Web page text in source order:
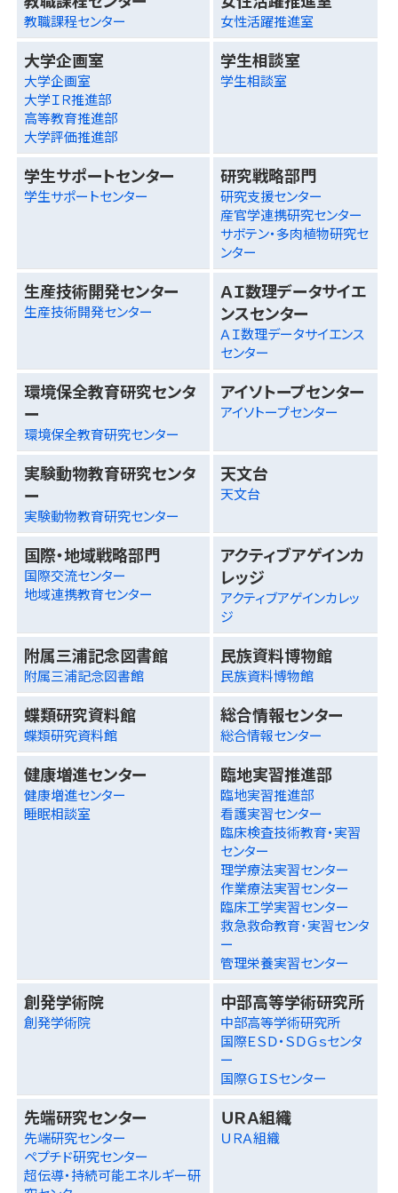
教職課程センター 女性活躍推進室
大学企画室
大学企画室
大学ＩＲ推進部
高等教育推進部
大学評価推進部
学生相談室
学生相談室
学生サポートセンター
学生サポートセンター
研究戦略部門
研究支援センター
産官学連携研究センター
サボテン・多肉植物研究セ
ンター
生産技術開発センター
生産技術開発センター
ＡＩ数理データサイエ
ンスセンター
ＡＩ数理データサイエンス
センター
環境保全教育研究センタ
ー
環境保全教育研究センター
アイソトープセンター
アイソトープセンター
実験動物教育研究センタ
ー
実験動物教育研究センター
天文台
天文台
国際・地域戦略部門
国際交流センター
地域連携教育センター
アクティブアゲインカ
レッジ
アクティブアゲインカレッ
ジ
附属三浦記念図書館
附属三浦記念図書館
民族資料博物館
民族資料博物館
蝶類研究資料館
蝶類研究資料館
総合情報センター
総合情報センター
健康増進センター
健康増進センター
睡眠相談室
臨地実習推進部
臨地実習推進部
看護実習センター
臨床検査技術教育・実習
センター
理学療法実習センター
作業療法実習センター
臨床工学実習センター
救急救命教育･実習センタ
ー
管理栄養実習センター
創発学術院
創発学術院
中部高等学術研究所
中部高等学術研究所
国際ＥＳＤ・ＳＤＧｓセンタ
ー
国際ＧＩＳセンター
先端研究センター
先端研究センター
ペプチド研究センター
超伝導・持続可能エネルギー研
ＵＲＡ組織
ＵＲＡ組織